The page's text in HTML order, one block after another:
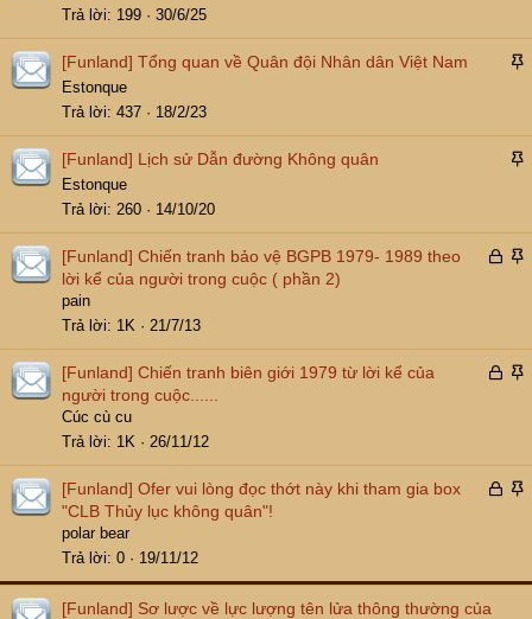
nê
n
Trả lời
199 30/6/25
D
ê
n
[Funland] Tổng quan về Quân đội Nhân dân Việt Nam
Estonque
Trả lời 437 18/2/23
D
ê
n
[Funland] Lịch sử Dẫn đường Không quân
Estonque
Trả lời
260 14/10/20
Đ
ó
a
D
ê
n
[Funland] Chiến tranh bảo vệ BGPB 1979- 1989 theo
lời kể của người trong cuộc ( phần 2)
pain
Trả lời
1K 21/7/13
Đ
ó
a
D
ê
n
[Funland] Chiến tranh biên giới 1979 từ lời kể của
người trong cuộc......
Cúc cù cu
Trả lời
1K 26/11/12
Đ
ó
D
ê
[Funland] Ofer vui lòng đọc thớt này khi tham gia box
"CLB Thủy lục không quân"!
polar bear
Trả lời 0 19/11/12
[Funland] Sơ lược về lực lượng tên lửa thông thường của